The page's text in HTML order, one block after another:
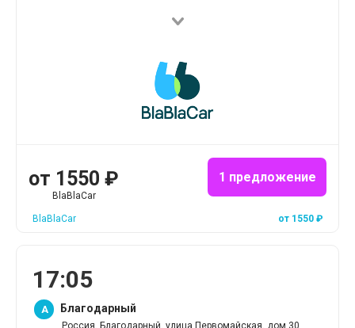
от 1550 ₽
BlaBlaCar
1 предложение
BlaBlaCar от 1550 ₽
17:05
A Благодарный
Россия, Благодарный, улица Первомайская, дом 30